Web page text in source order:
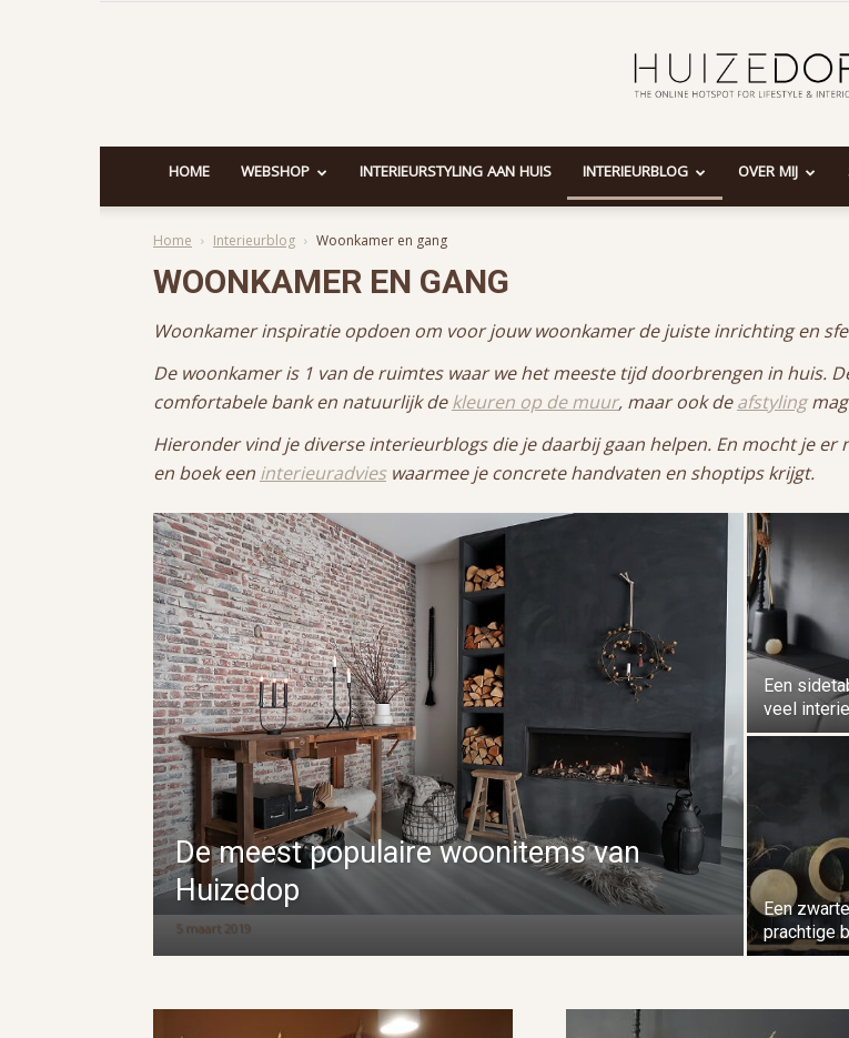
HOME WEBSHOP INTERIEURSTYLING AAN HUIS INTERIEURBLOG OVER MIJ
Home Interieurblog Woonkamer en gang
WOONKAMER EN GANG
Woonkamer inspiratie opdoen om voor jouw woonkamer de juiste inrichting en
De woonkamer is 1 van de ruimtes waar we het meeste tijd doorbrengen in huis.
comfortabele bank en natuurlijk dekleuren op de muur, maar ook deafstyling
Hieronder vind je diverse interieurblogs die je daarbij gaan helpen. En mocht je
en boek een interieuradvieswaarmee je concrete handvaten en shoptips krijgt.
De meest populaire woonitems van
Huizedop
5 maart 2019
Een
veel
Een
prachtige